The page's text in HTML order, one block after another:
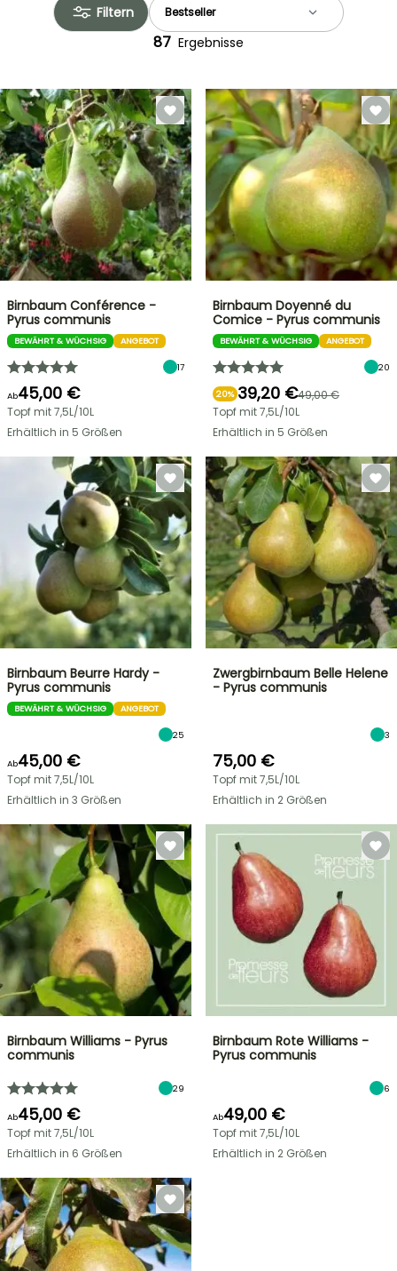
Filtern
87 Ergebnisse
Birnbaum Conférence -
Pyrus communis
BEWÄHRT & WÜCHSIG ANGEBOT
17
Ab45,00 €
Topf mit 7,5L/10L
Erhältlich in 5 Größen
Birnbaum Doyenné du
Comice - Pyrus communis
BEWÄHRT & WÜCHSIG ANGEBOT
20
20% 39,20 €49,00 €
Topf mit 7,5L/10L
Erhältlich in 5 Größen
Birnbaum Beurre Hardy -
Pyrus communis
BEWÄHRT & WÜCHSIG ANGEBOT
25
Ab45,00 €
Topf mit 7,5L/10L
Erhältlich in 3 Größen
Zwergbirnbaum Belle Helene
- Pyrus communis
3
75,00 €
Topf mit 7,5L/10L
Erhältlich in 2 Größen
Birnbaum Williams - Pyrus
communis
29
Ab45,00 €
Topf mit 7,5L/10L
Erhältlich in 6 Größen
Birnbaum Rote Williams -
Pyrus communis
6
Ab49,00 €
Topf mit 7,5L/10L
Erhältlich in 2 Größen